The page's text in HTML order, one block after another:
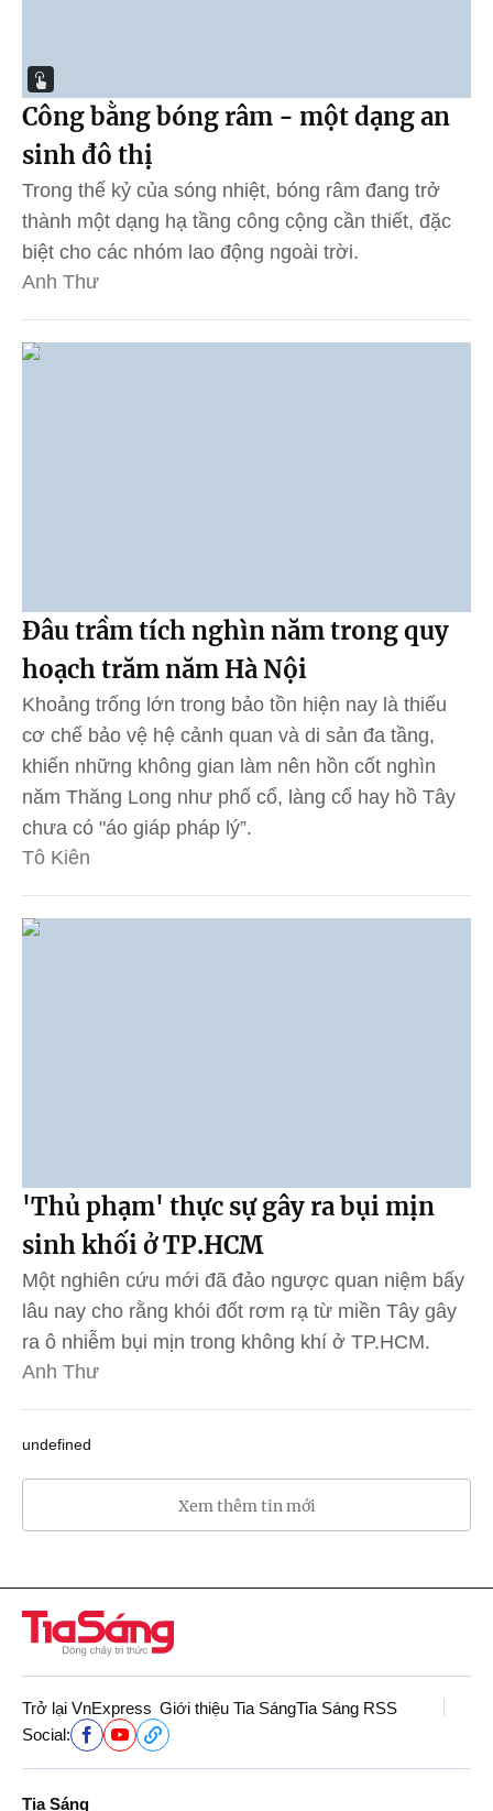
Công bằng bóng râm - một dạng an
sinh đô thị
Trong thế kỷ của sóng nhiệt, bóng râm đang trở
thành một dạng hạ tầng công cộng cần thiết, đặc
biệt cho các nhóm lao động ngoài trời.
Anh Thư
Đâu trầm tích nghìn năm trong quy
hoạch trăm năm Hà Nội
Khoảng trống lớn trong bảo tồn hiện nay là thiếu
cơ chế bảo vệ hệ cảnh quan và di sản đa tầng,
khiến những không gian làm nên hồn cốt nghìn
năm Thăng Long như phố cổ, làng cổ hay hồ Tây
chưa có "áo giáp pháp lý”.
Tô Kiên
'Thủ phạm' thực sự gây ra bụi mịn
sinh khối ở TP.HCM
Một nghiên cứu mới đã đảo ngược quan niệm bấy
lâu nay cho rằng khói đốt rơm rạ từ miền Tây gây
ra ô nhiễm bụi mịn trong không khí ở TP.HCM.
Anh Thư
undefined
Xem thêm tin mới
Trở lại VnExpress Giới thiệu Tia SángTia Sáng RSS
Social:
Tia Sáng